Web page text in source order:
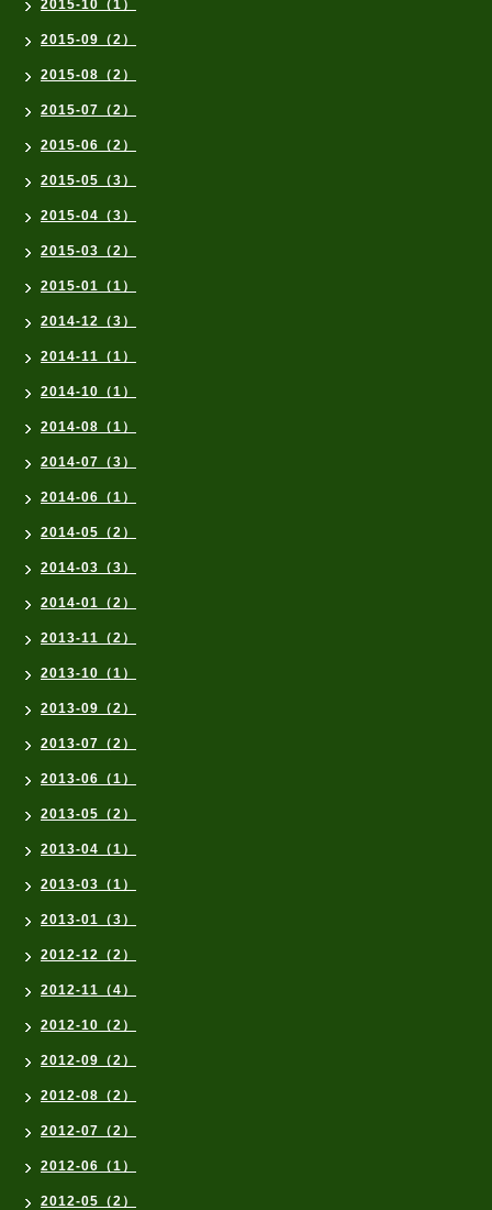
2015-10（1）
2015-09（2）
2015-08（2）
2015-07（2）
2015-06（2）
2015-05（3）
2015-04（3）
2015-03（2）
2015-01（1）
2014-12（3）
2014-11（1）
2014-10（1）
2014-08（1）
2014-07（3）
2014-06（1）
2014-05（2）
2014-03（3）
2014-01（2）
2013-11（2）
2013-10（1）
2013-09（2）
2013-07（2）
2013-06（1）
2013-05（2）
2013-04（1）
2013-03（1）
2013-01（3）
2012-12（2）
2012-11（4）
2012-10（2）
2012-09（2）
2012-08（2）
2012-07（2）
2012-06（1）
2012-05（2）